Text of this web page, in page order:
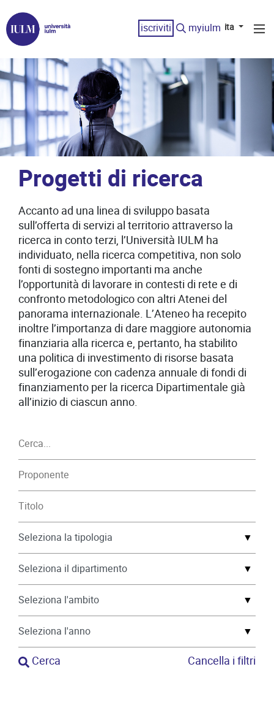
iscriviti myiulm ita
Progetti di ricerca
Accanto ad una linea di sviluppo basata
sull’offerta di servizi al territorio attraverso la
ricerca in conto terzi, l’Università IULM ha
individuato, nella ricerca competitiva, non solo
fonti di sostegno importanti ma anche
l’opportunità di lavorare in contesti di rete e di
confronto metodologico con altri Atenei del
panorama internazionale. L’Ateneo ha recepito
inoltre l’importanza di dare maggiore autonomia
finanziaria alla ricerca e, pertanto, ha stabilito
una politica di investimento di risorse basata
sull’erogazione con cadenza annuale di fondi di
finanziamento per la ricerca Dipartimentale già
all’inizio di ciascun anno.
▼
▼
▼
▼
Cerca Cancella i filtri